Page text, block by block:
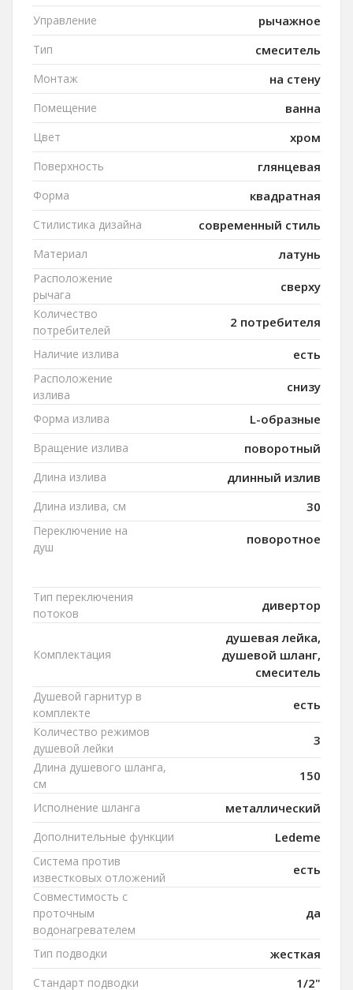
Управление рычажное
Тип смеситель
Монтаж на стену
Помещение ванна
Цвет хром
Поверхность глянцевая
Форма квадратная
Стилистика дизайна современный стиль
Материал латунь
Расположение
рычага
сверху
Количество
потребителей
2 потребителя
Наличие излива есть
Расположение
излива
снизу
Форма излива L-образные
Вращение излива поворотный
Длина излива длинный излив
Длина излива, см 30
Переключение на
душ
поворотное
Тип переключения
потоков
дивертор
Комплектация
душевая лейка,
душевой шланг,
смеситель
Душевой гарнитур в
комплекте
есть
Количество режимов
душевой лейки
3
Длина душевого шланга,
см
150
Исполнение шланга металлический
Дополнительные функции Ledeme
Система против
известковых отложений
есть
Совместимость с
проточным
водонагревателем
да
Тип подводки жесткая
Стандарт подводки 1/2"